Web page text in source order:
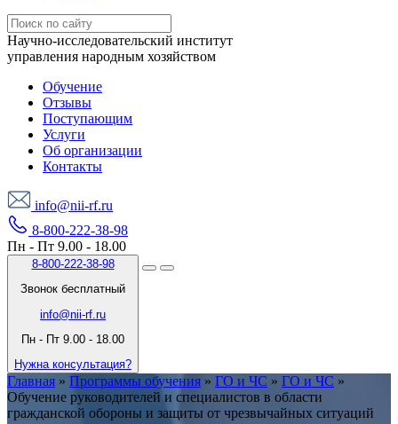
Научно-исследовательский институт
управления народным хозяйством
Обучение
Отзывы
Поступающим
Услуги
Об организации
Контакты
info@nii-rf.ru
8-800-222-38-98
Пн - Пт 9.00 - 18.00
8-800-222-38-98
Звонок бесплатный
info@nii-rf.ru
Пн - Пт 9.00 - 18.00
Нужна консультация?
Главная » Программы обучения » ГО и ЧС » ГО и ЧС »
Обучение руководителей и специалистов в области
гражданской обороны и защиты от чрезвычайных ситуаций